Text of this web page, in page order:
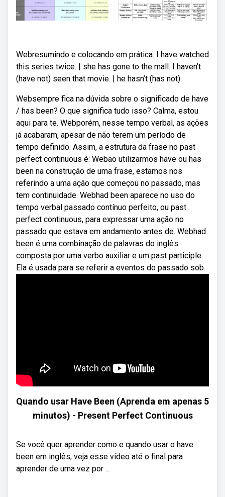
Webresumindo e colocando em prática. I have watched
this series twice. | she has gone to the mall. I haven’t
(have not) seen that movie. | he hasn’t (has not).
Websempre fica na dúvida sobre o significado de have
/ has been? O que significa tudo isso? Calma, estou
aqui para te. Webporém, nesse tempo verbal, as ações
já acabaram, apesar de não terem um período de
tempo definido. Assim, a estrutura da frase no past
perfect continuous é: Webao utilizarmos have ou has
been na construção de uma frase, estamos nos
referindo a uma ação que começou no passado, mas
tem continuidade. Webhad been aparece no uso do
tempo verbal passado contínuo perfeito, ou past
perfect continuous, para expressar uma ação no
passado que estava em andamento antes de. Webhad
been é uma combinação de palavras do inglês
composta por uma verbo auxiliar e um past participle.
Ela é usada para se referir a eventos do passado sob.
Quando usar Have Been (Aprenda em apenas 5
minutos) - Present Perfect Continuous
Se você quer aprender como e quando usar o have
been em inglês, veja esse vídeo até o final para
aprender de uma vez por ...